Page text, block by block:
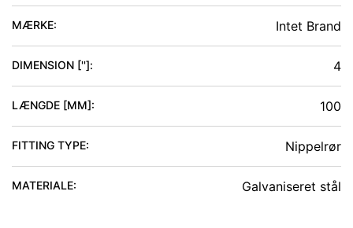
MÆRKE: Intet Brand
DIMENSION ['']: 4
LÆNGDE [MM]: 100
FITTING TYPE: Nippelrør
MATERIALE: Galvaniseret stål